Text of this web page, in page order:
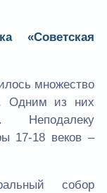
«Советская
множество
Одним из них
Неподалеку
17-18 веков –
собор